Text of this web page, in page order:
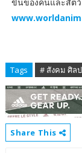
ขึ้นของคนและสัตว์
Tags # สังคม ศิล
Share This